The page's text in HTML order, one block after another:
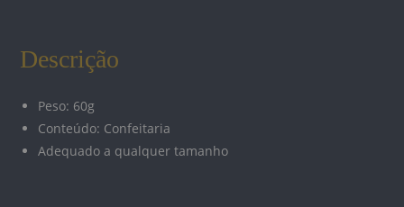
Descrição
Peso: 60g
Conteúdo: Confeitaria
Adequado a qualquer tamanho